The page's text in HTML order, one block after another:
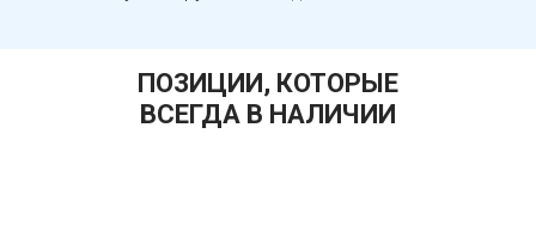
ПОЗИЦИИ, КОТОРЫЕ
ВСЕГДА В НАЛИЧИИ